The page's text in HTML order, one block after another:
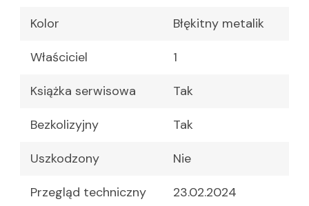
Kolor Błękitny metalik
Właściciel 1
Książka serwisowa Tak
Bezkolizyjny Tak
Uszkodzony Nie
Przegląd techniczny 23.02.2024